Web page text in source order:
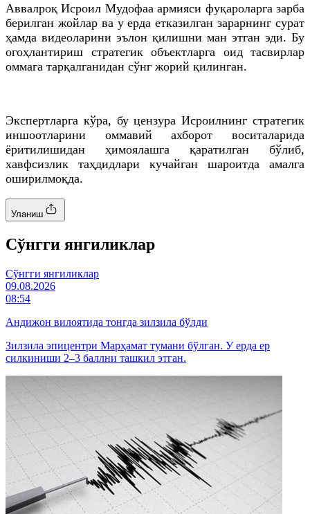
Аввалроқ Исроил Мудофаа армияси фуқароларга зарба
берилган жойлар ва у ерда етказилган зарарнинг сурат
ҳамда видеоларини эълон қилишни ман этган эди. Бу
огоҳлантириш стратегик объектларга оид тасвирлар
оммага тарқалганидан сўнг жорий қилинган.
Экспертларга кўра, бу цензура Исроилнинг стратегик
иншоотларини оммавий ахборот воситаларида
ёритилишидан ҳимоялашга қаратилган бўлиб,
хавфсизлик таҳдидлари кучайган шароитда амалга
оширилмоқда.
Уланиш
Cўнгги янгиликлар
Cўнгги янгиликлар
09.08.2026
08:54
Андижон вилоятида тонгда зилзила бўлди
Зилзила эпицентри Марҳамат тумани бўлган. У ерда ер
силкиниши 2–3 баллни ташкил этган.